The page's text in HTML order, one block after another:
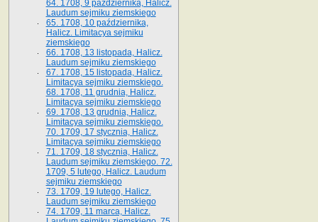
64. 1708, 9 października, Halicz.
Laudum sejmiku ziemskiego
65­. 1708, 10 października,
Halicz. Limitacya sejmiku
ziemskiego
66. 1708, 13 listopada, Halicz.
Laudum sejmiku ziemskiego
67. 1708, 15 listopada, Halicz.
Limitacya sejmiku ziemskiego.
68. 1708, 11 grudnia, Halicz.
Limitacya sejmiku ziemskiego
69. 1708, 13 grudnia, Halicz.
Limitacya sejmiku ziemskiego.
70. 1709, 17 stycznia, Halicz.
Limitacya sejmiku ziemskiego
71. 1709, 18 stycznia, Halicz.
Laudum sejmiku ziemskiego. 72.
1709, 5 lutego, Halicz. Laudum
sejmiku ziemskiego
73. 1709, 19 lutego, Halicz.
Laudum sejmiku ziemskiego
74. 1709, 11 marca, Halicz.